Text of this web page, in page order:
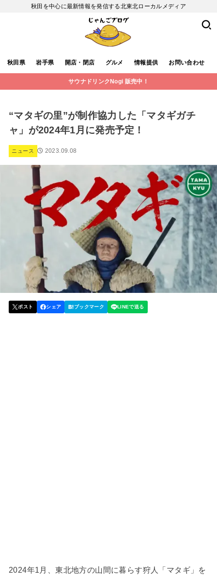
秋田を中心に最新情報を発信する北東北ローカルメディア
秋田県 岩手県 開店・閉店 グルメ 情報提供 お問い合わせ
サウナドリンクNogi 販売中！
“マタギの里”が制作協力した「マタギガチ
ャ」が2024年1月に発売予定！
ニュース 2023.09.08
2024年1月、東北地方の山間に暮らす狩人「マタギ」を